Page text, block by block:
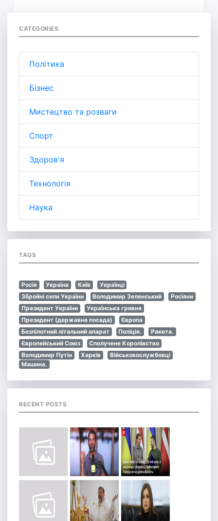
CATEGORIES
Політика
Бізнес
Мистецтво та розваги
Спорт
Здоров'я
Технологія
Наука
TAGS
Росія Україна Київ
Українці
Збройні сили України
Володимир Зеленський
Росіяни
Президент України
Українська гривня
Президент (державна посада)
Європа
Безпілотний літальний апарат
Поліція.
Ракета.
Європейський Союз
Сполучене Королівство
Володимир Путін
Харків
Військовослужбовці
Машина.
RECENT POSTS